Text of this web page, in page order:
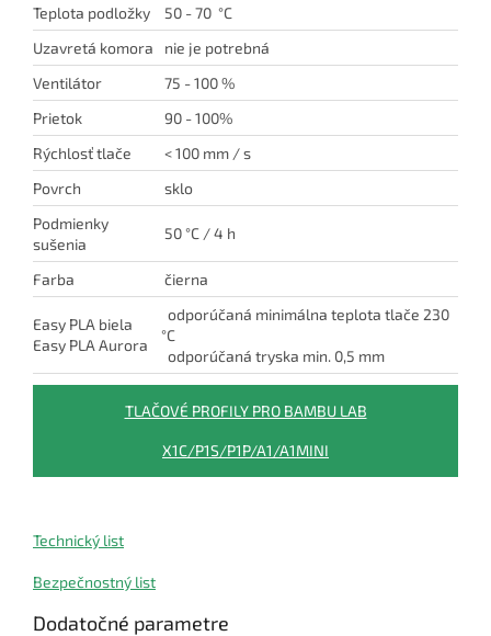
Teplota podložky
50 - 70 °C
Uzavretá komora
nie je potrebná
Ventilátor
75 - 100 %
Prietok
90 - 100%
Rýchlosť tlače
< 100 mm / s
Povrch
sklo
Podmienky
sušenia
50 °C / 4 h
Farba čierna
Easy PLA biela
Easy PLA Aurora
odporúčaná minimálna teplota tlače 230
°C
odporúčaná tryska min. 0,5 mm
TLAČOVÉ PROFILY PRO BAMBU LAB
X1C/P1S/P1P/A1/A1MINI
Technický list
Bezpečnostný list
Dodatočné parametre